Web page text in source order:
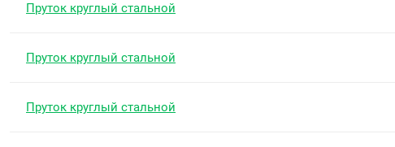
Пруток круглый стальной
Пруток круглый стальной
Пруток круглый стальной